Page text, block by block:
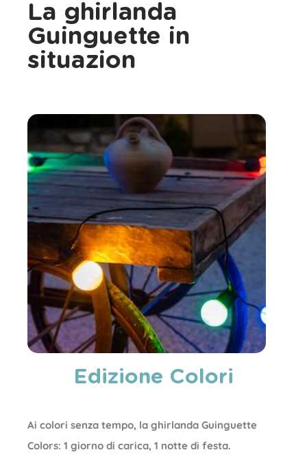
La ghirlanda
Guinguette in
situazion
Edizione Colori
Ai colori senza tempo, la ghirlanda Guinguette
Colors: 1 giorno di carica, 1 notte di festa.